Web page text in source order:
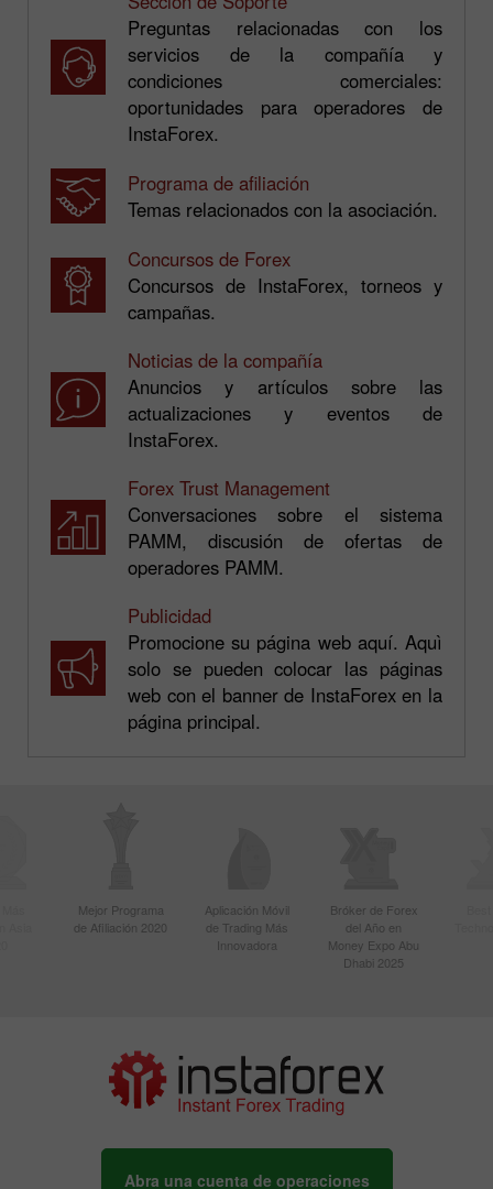
Preguntas relacionadas con los
servicios de la compañía y
condiciones comerciales:
oportunidades para operadores de
InstaForex.
Programa de afiliación
Temas relacionados con la asociación.
Concursos de Forex
Concursos de InstaForex, torneos y
campañas.
Noticias de la compañía
Anuncios y artículos sobre las
actualizaciones y eventos de
InstaForex.
Forex Trust Management
Conversaciones sobre el sistema
PAMM, discusión de ofertas de
operadores PAMM.
Publicidad
Promocione su página web aquí. Aquì
solo se pueden colocar las páginas
web con el banner de InstaForex en la
página principal.
Mejor Programa
de Afiliación 2020
Aplicación Móvil
de Trading Más
Innovadora
Bróker de Forex
del Año en
Money Expo Abu
Dhabi 2025
Abra una cuenta de operaciones